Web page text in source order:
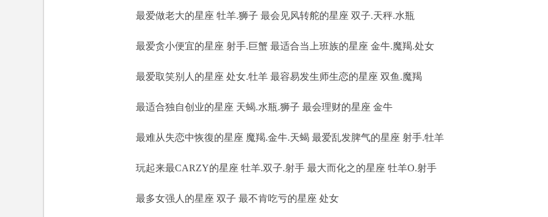
最爱做老大的星座 牡羊.狮子 最会见风转舵的星座 双子.天秤.水瓶
最爱贪小便宜的星座 射手.巨蟹 最适合当上班族的星座 金牛.魔羯.处女
最爱取笑别人的星座 处女.牡羊 最容易发生师生恋的星座 双鱼.魔羯
最适合独自创业的星座 天蝎.水瓶.狮子 最会理财的星座 金牛
最难从失恋中恢復的星座 魔羯.金牛.天蝎 最爱乱发脾气的星座 射手.牡羊
玩起来最CARZY的星座 牡羊.双子.射手 最大而化之的星座 牡羊O.射手
最多女强人的星座 双子 最不肯吃亏的星座 处女